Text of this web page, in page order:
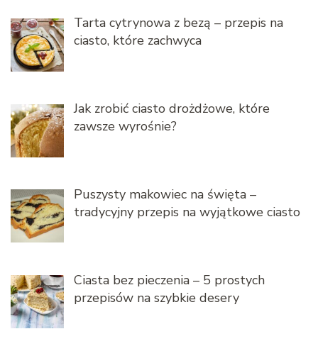
Tarta cytrynowa z bezą – przepis na
ciasto, które zachwyca
Jak zrobić ciasto drożdżowe, które
zawsze wyrośnie?
Puszysty makowiec na święta –
tradycyjny przepis na wyjątkowe ciasto
Ciasta bez pieczenia – 5 prostych
przepisów na szybkie desery